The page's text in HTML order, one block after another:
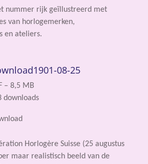
nummer rijk geïllustreerd met
van horlogemerken,
en ateliers.
08-25
– 8,5 MB
downloads
Horlogère Suisse (25 augustus
maar realistisch beeld van de